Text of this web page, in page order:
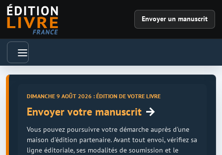
Envoyer un manuscrit
DIMANCHE 9 AOÛT 2026 : ÉDITION DE VOTRE LIVRE
Envoyer votre manuscrit →
Vous pouvez poursuivre votre démarche auprès d'une
maison d'édition partenaire. Avant tout envoi, vérifiez sa
ligne éditoriale, ses modalités de soumission et le